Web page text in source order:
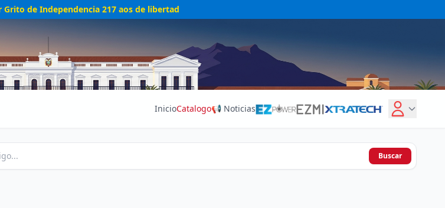
Grito de Independencia 217 aos de libertad
InicioCatalogo📢 Noticias
Buscar